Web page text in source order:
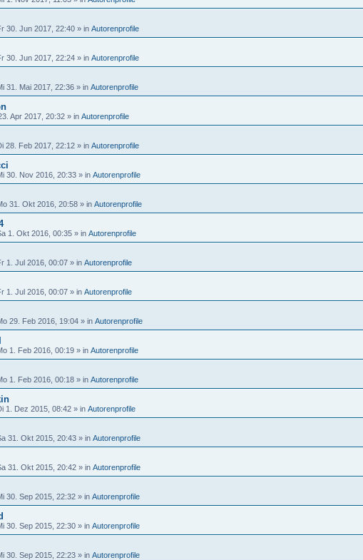
30. Jun 2017, 22:40 » in Autorenprofile
30. Jun 2017, 22:24 » in Autorenprofile
31. Mai 2017, 22:36 » in Autorenprofile
Apr 2017, 20:32 » in Autorenprofile
28. Feb 2017, 22:12 » in Autorenprofile
30. Nov 2016, 20:33 » in Autorenprofile
31. Okt 2016, 20:58 » in Autorenprofile
1. Okt 2016, 00:35 » in Autorenprofile
1. Jul 2016, 00:07 » in Autorenprofile
1. Jul 2016, 00:07 » in Autorenprofile
29. Feb 2016, 19:04 » in Autorenprofile
1. Feb 2016, 00:19 » in Autorenprofile
1. Feb 2016, 00:18 » in Autorenprofile
1. Dez 2015, 08:42 » in Autorenprofile
31. Okt 2015, 20:43 » in Autorenprofile
31. Okt 2015, 20:42 » in Autorenprofile
30. Sep 2015, 22:32 » in Autorenprofile
30. Sep 2015, 22:30 » in Autorenprofile
30. Sep 2015, 22:23 » in Autorenprofile